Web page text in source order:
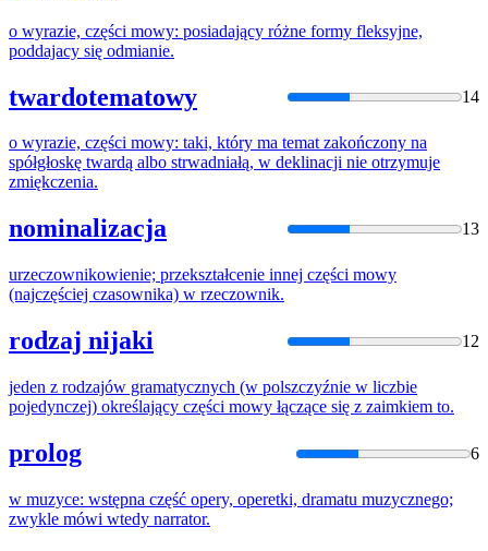
o wyrazie, części mowy: posiadający różne formy fleksyjne,
poddajacy się odmianie.
twardotematowy 14
o wyrazie, części mowy: taki, który ma temat zakończony na
spółgłoskę twardą albo strwadniałą, w deklinacji nie otrzymuje
zmiękczenia.
nominalizacja 13
urzeczownikowienie; przekształcenie innej części mowy
(najczęściej czasownika) w rzeczownik.
rodzaj nijaki 12
jeden z rodzajów gramatycznych (w polszczyźnie w liczbie
pojedynczej) określający części mowy łączące się z zaimkiem to.
prolog 6
w muzyce: wstępna część opery, operetki, dramatu muzycznego;
zwykle mówi wtedy narrator.